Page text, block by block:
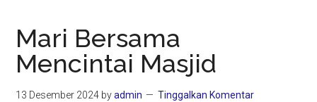
Mari Bersama
Mencintai Masjid
13 Desember 2024 byadmin Tinggalkan Komentar